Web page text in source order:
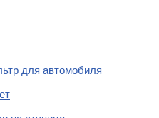
для автомобиля